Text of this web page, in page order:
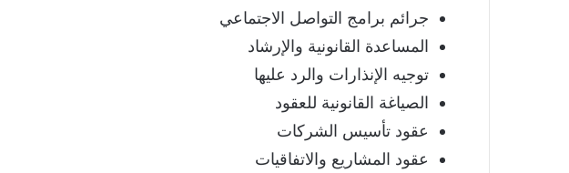
جرائم برامج التواصل الاجتماعي
المساعدة القانونية والإرشاد
توجيه الإنذارات والرد عليها
الصياغة القانونية للعقود
عقود تأسيس الشركات
عقود المشاريع والاتفاقيات